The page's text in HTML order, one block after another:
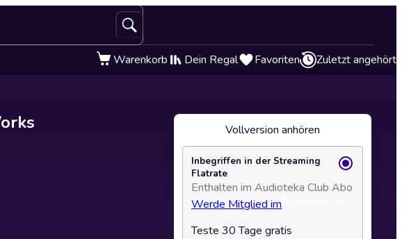
Warenkorb Dein Regal Favoriten Zuletzt angehört
Vollversion anhören
Inbegriffen in der Streaming
Flatrate
Enthalten im Audioteka Club Abo
Werde Mitglied im
Teste 30 Tage gratis